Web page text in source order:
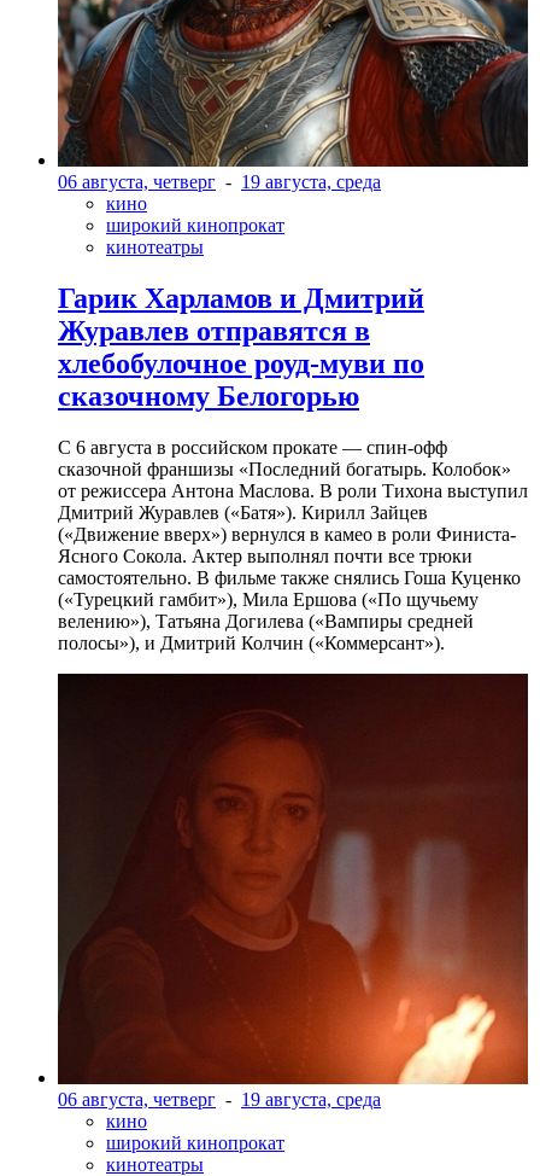
06 августа, четверг - 19 августа, среда
кино
широкий кинопрокат
кинотеатры
Гарик Харламов и Дмитрий
Журавлев отправятся в
хлебобулочное роуд-муви по
сказочному Белогорью
С 6 августа в российском прокате — спин-офф
сказочной франшизы «Последний богатырь. Колобок»
от режиссера Антона Маслова. В роли Тихона выступил
Дмитрий Журавлев («Батя»). Кирилл Зайцев
(«Движение вверх») вернулся в камео в роли Финиста-
Ясного Сокола. Актер выполнял почти все трюки
самостоятельно. В фильме также снялись Гоша Куценко
(«Турецкий гамбит»), Мила Ершова («По щучьему
велению»), Татьяна Догилева («Вампиры средней
полосы»), и Дмитрий Колчин («Коммерсант»).
06 августа, четверг - 19 августа, среда
кино
широкий кинопрокат
кинотеатры